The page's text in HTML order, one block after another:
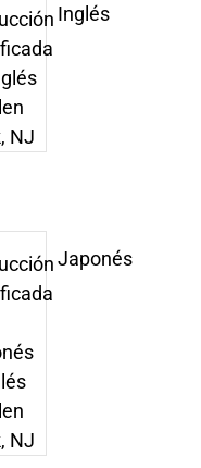
Inglés
Japonés